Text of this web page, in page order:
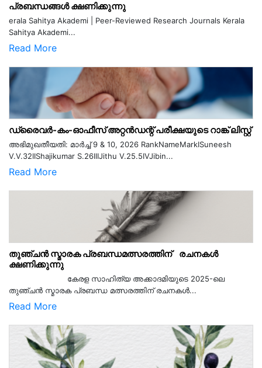
പ്രബന്ധങ്ങൾ ക്ഷണിക്കുന്നു
erala Sahitya Akademi | Peer-Reviewed Research Journals Kerala
Sahitya Akademi...
Read More
ഡ്രൈവർ-കം-ഓഫീസ് അറ്റൻഡന്റ് പരീക്ഷയുടെ റാങ്ക് ലിസ്റ്റ്
അഭിമുഖതീയതി: മാർച്ച് 9 & 10, 2026 RankNameMarkISuneesh
V.V.32IIShajikumar S.26IIIJithu V.25.5IVJibin...
Read More
തുഞ്ചൻ സ്മാരക പ്രബന്ധമത്സരത്തിന് രചനകൾ
ക്ഷണിക്കുന്നു
കേരള സാഹിത്യ അക്കാദമിയുടെ 2025-ലെ
തുഞ്ചൻ സ്മാരക പ്രബന്ധ മത്സരത്തിന് രചനകൾ...
Read More